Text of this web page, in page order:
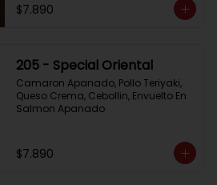
$7.890
205 - Special Oriental
Camaron Apanado, Pollo Teriyaki,
Queso Crema, Cebollin, Envuelto En
Salmon Apanado
$7.890